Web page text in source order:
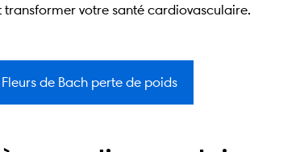
votre santé cardiovasculaire.
Fleurs de Bach perte de poids